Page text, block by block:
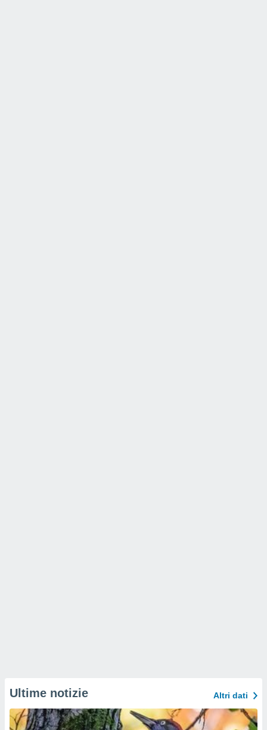
Ultime notizie Altri dati